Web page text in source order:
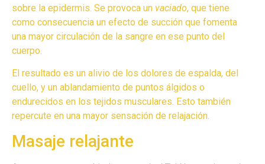
sobre la epidermis. Se provoca un vaciado, que tiene
como consecuencia un efecto de succión que fomenta
una mayor circulación de la sangre en ese punto del
cuerpo.
El resultado es un alivio de los dolores de espalda, del
cuello, y un ablandamiento de puntos álgidos o
endurecidos en los tejidos musculares. Esto también
repercute en una mayor sensación de relajación.
Masaje relajante